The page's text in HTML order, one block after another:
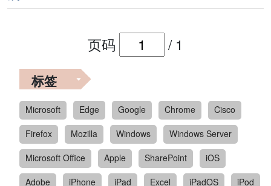
页码 / 1
标签
Microsoft Edge Google Chrome
Cisco
Firefox
Mozilla Windows
Windows Server
Microsoft Office
Apple SharePoint
iOS
Adobe
iPhone iPad Excel iPadOS
iPod